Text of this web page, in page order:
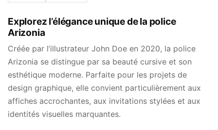
Explorez l’élégance unique de la police
Arizonia
Créée par l’illustrateur John Doe en 2020, la police
Arizonia se distingue par sa beauté cursive et son
esthétique moderne. Parfaite pour les projets de
design graphique, elle convient particulièrement aux
affiches accrochantes, aux invitations stylées et aux
identités visuelles marquantes.